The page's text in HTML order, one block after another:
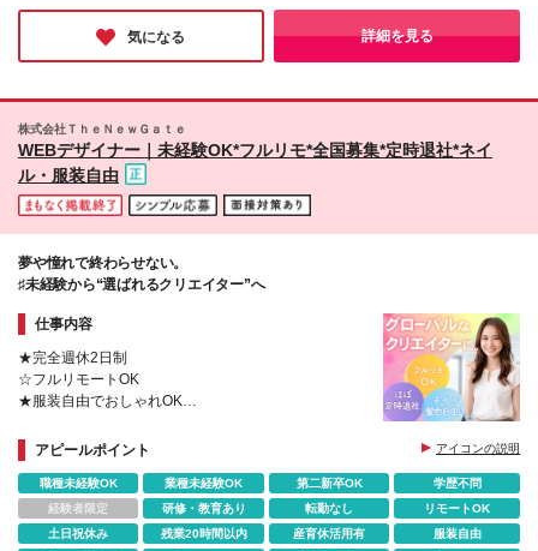
ト。さらに、リモートを活用でき、土日休み、残業も少ないた
め、長く活躍できることも魅力だと感じました！将来の働き方を
考えているあなたに、ぜひ注目してほしい一社です。
気になる 詳細を見る
株式会社ＴｈｅＮｅｗＧａｔｅ
WEBデザイナー｜未経験OK*フルリモ*全国募集*定時退社*ネイ
ル・服装自由
夢や憧れで終わらせない。
♯未経験から“選ばれるクリエイター”へ
仕事内容
★完全週休2日制
☆フルリモートOK
★服装自由でおしゃれOK
★スキル賞与年2回
アピールポイント アイコンの説明
職種未経験OK 業種未経験OK 第二新卒OK
学歴不問
経験者限定
研修・教育あり 転勤なし
リモートOK
土日祝休み
残業20時間以内 産育休活用有
服装自由